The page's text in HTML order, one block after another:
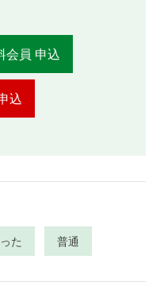
会員 申込
込
た 普通